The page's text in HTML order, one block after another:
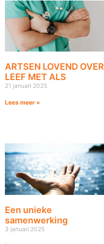
ARTSEN LOVEND OVER
LEEF MET ALS
21 januari 2025
Lees meer »
Een unieke
samenwerking
3 januari 2025